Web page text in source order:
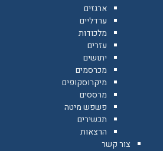
ארגזים
ערדליים
מלכודות
עזרים
יתושים
מכרסמים
מיקרוסקופים
מרססים
פשפש מיטה
תכשירים
הרצאות
צור קשר